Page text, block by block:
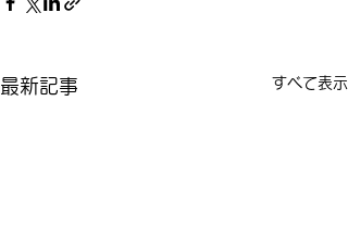
最新記事 すべて表示